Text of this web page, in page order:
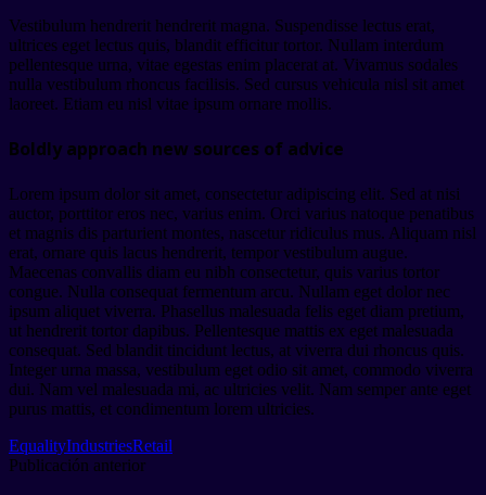
Vestibulum hendrerit hendrerit magna. Suspendisse lectus erat,
ultrices eget lectus quis, blandit efficitur tortor. Nullam interdum
pellentesque urna, vitae egestas enim placerat at. Vivamus sodales
nulla vestibulum rhoncus facilisis. Sed cursus vehicula nisl sit amet
laoreet. Etiam eu nisl vitae ipsum ornare mollis.
Boldly approach new sources of advice
Lorem ipsum dolor sit amet, consectetur adipiscing elit. Sed at nisi
auctor, porttitor eros nec, varius enim. Orci varius natoque penatibus
et magnis dis parturient montes, nascetur ridiculus mus. Aliquam nisl
erat, ornare quis lacus hendrerit, tempor vestibulum augue.
Maecenas convallis diam eu nibh consectetur, quis varius tortor
congue. Nulla consequat fermentum arcu. Nullam eget dolor nec
ipsum aliquet viverra. Phasellus malesuada felis eget diam pretium,
ut hendrerit tortor dapibus. Pellentesque mattis ex eget malesuada
consequat. Sed blandit tincidunt lectus, at viverra dui rhoncus quis.
Integer urna massa, vestibulum eget odio sit amet, commodo viverra
dui. Nam vel malesuada mi, ac ultricies velit. Nam semper ante eget
purus mattis, et condimentum lorem ultricies.
EqualityIndustriesRetail
Publicación anterior